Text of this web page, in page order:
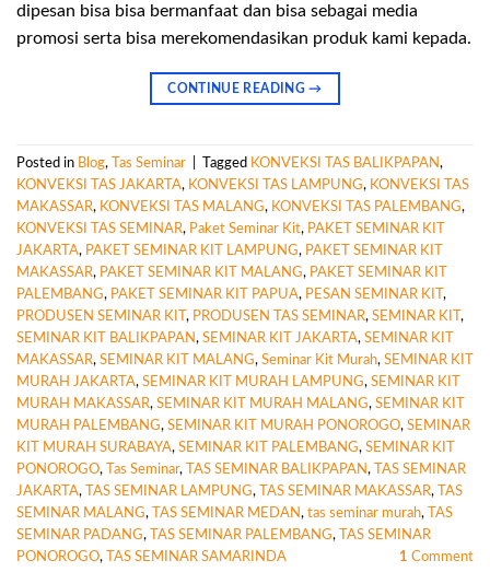
dipesan bisa bisa bermanfaat dan bisa sebagai media
promosi serta bisa merekomendasikan produk kami kepada.
CONTINUE READING→
Posted in Blog, Tas Seminar Tagged KONVEKSI TAS BALIKPAPAN,
KONVEKSI TAS JAKARTA, KONVEKSI TAS LAMPUNG, KONVEKSI TAS
MAKASSAR, KONVEKSI TAS MALANG, KONVEKSI TAS PALEMBANG,
KONVEKSI TAS SEMINAR, Paket Seminar Kit, PAKET SEMINAR KIT
JAKARTA, PAKET SEMINAR KIT LAMPUNG, PAKET SEMINAR KIT
MAKASSAR, PAKET SEMINAR KIT MALANG, PAKET SEMINAR KIT
PALEMBANG, PAKET SEMINAR KIT PAPUA, PESAN SEMINAR KIT ,
PRODUSEN SEMINAR KIT , PRODUSEN TAS SEMINAR, SEMINAR KIT ,
SEMINAR KIT BALIKPAPAN, SEMINAR KIT JAKARTA, SEMINAR KIT
MAKASSAR, SEMINAR KIT MALANG, Seminar Kit Murah, SEMINAR KIT
MURAH JAKARTA, SEMINAR KIT MURAH LAMPUNG, SEMINAR KIT
MURAH MAKASSAR, SEMINAR KIT MURAH MALANG, SEMINAR KIT
MURAH PALEMBANG, SEMINAR KIT MURAH PONOROGO, SEMINAR
KIT MURAH SURABAYA, SEMINAR KIT PALEMBANG, SEMINAR KIT
PONOROGO, Tas Seminar, TAS SEMINAR BALIKPAPAN,
TAS SEMINAR
JAKARTA, TAS SEMINAR LAMPUNG, TAS SEMINAR MAKASSAR,
TAS
SEMINAR MALANG, TAS SEMINAR MEDAN, tas seminar murah,
TAS
SEMINAR PADANG, TAS SEMINAR PALEMBANG,
TAS SEMINAR
PONOROGO, TAS SEMINAR SAMARINDA 1 Comment